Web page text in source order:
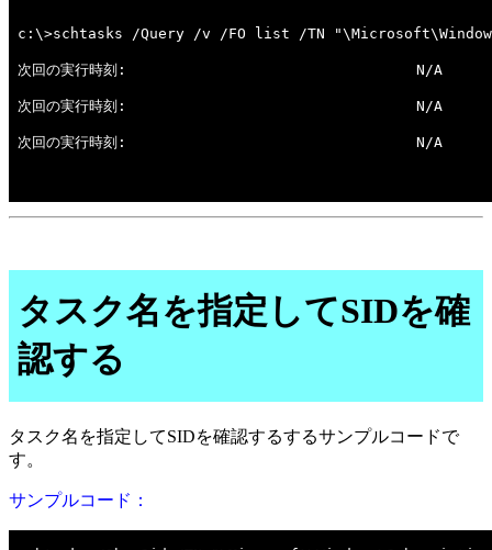
タスク名を指定してSIDを確
認する
タスク名を指定してSIDを確認するするサンプルコードで
す。
サンプルコード：